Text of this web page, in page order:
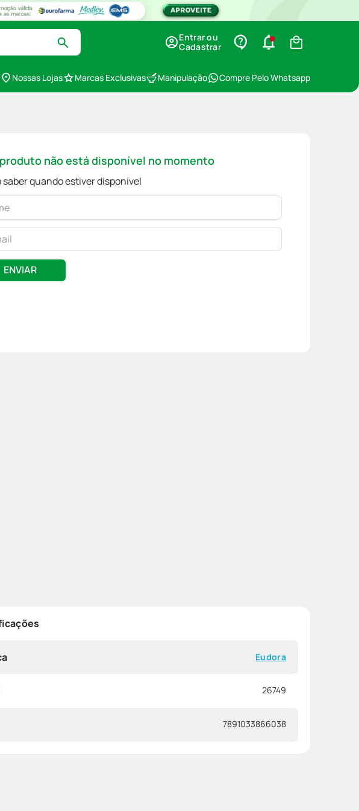
Entrar ou
Cadastrar
Nossas Lojas Marcas Exclusivas Manipulação Compre Pelo Whatsapp
não está disponível no momento
saber quando estiver disponível
ENVIAR
Eudora
26749
7891033866038